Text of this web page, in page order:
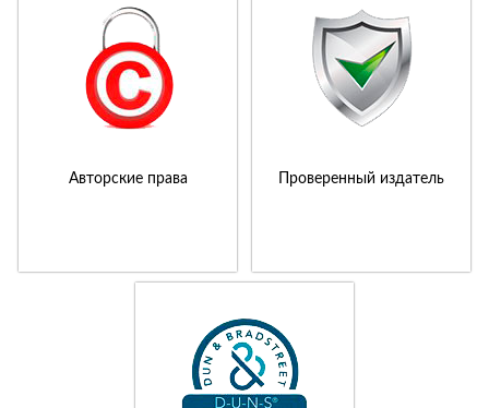
Авторские права Проверенный издатель